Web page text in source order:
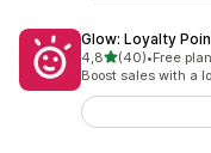
Glow: Loyalty
4,8av 5 stjerner
(40)
Totalt 40 omtaler
•Free
Boost sales with a